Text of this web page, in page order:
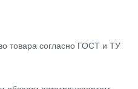
товара согласно ГОСТ и ТУ